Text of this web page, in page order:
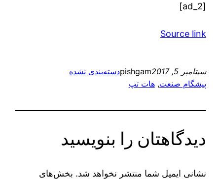
[ad_2]
Source link
سپتامبر 5, 2017 pishgamدسته‌بندی نشده
پیشگام صنعت, هات تپ
دیدگاهتان را بنویسید
نشانی ایمیل شما منتشر نخواهد شد. بخش‌های